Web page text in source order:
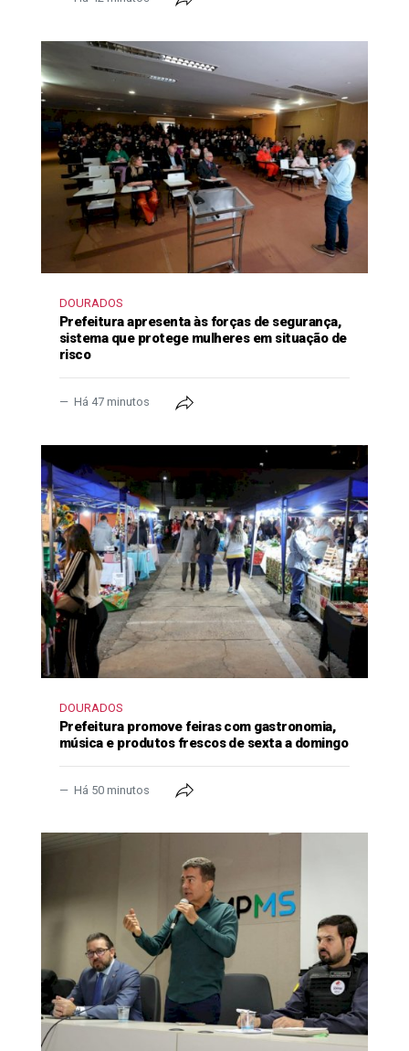
DOURADOS
Prefeitura apresenta às forças de segurança,
sistema que protege mulheres em situação de
risco
Há 47 minutos
DOURADOS
Prefeitura promove feiras com gastronomia,
música e produtos frescos de sexta a domingo
Há 50 minutos